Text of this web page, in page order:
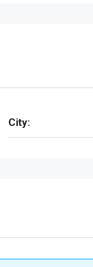
City: